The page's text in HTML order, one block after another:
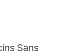
Sans